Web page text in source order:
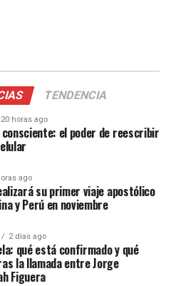
TENDENCIA
20 horas ago
el poder de reescribir
ago
su primer viaje apostólico
y Perú en noviembre
2 días ago
qué está confirmado y qué
la llamada entre Jorge
Figuera